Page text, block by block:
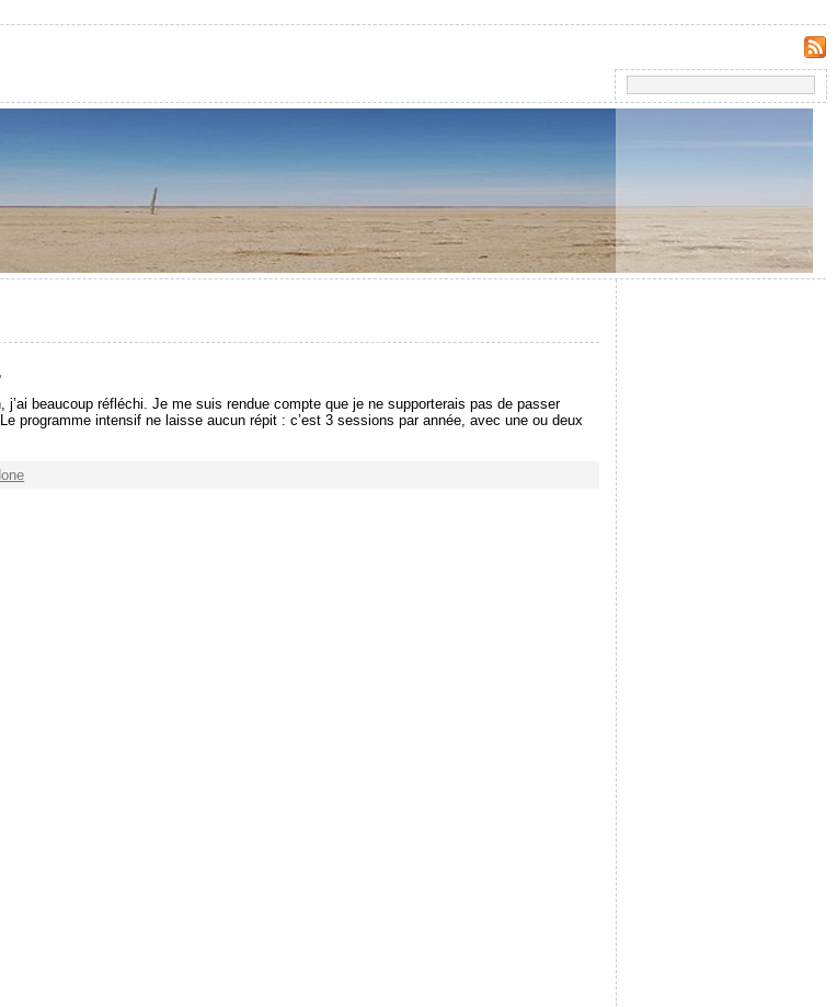
beaucoup réfléchi. Je me suis rendue compte que je ne supporterais pas de passer
programme intensif ne laisse aucun répit : c’est 3 sessions par année, avec une ou deux